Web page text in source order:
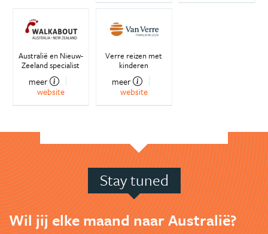
Australië en Nieuw-
Zeeland specialist
meer
website
Verre reizen met
kinderen
meer
website
Stay tuned
Wil jij elke maand naar Australië?